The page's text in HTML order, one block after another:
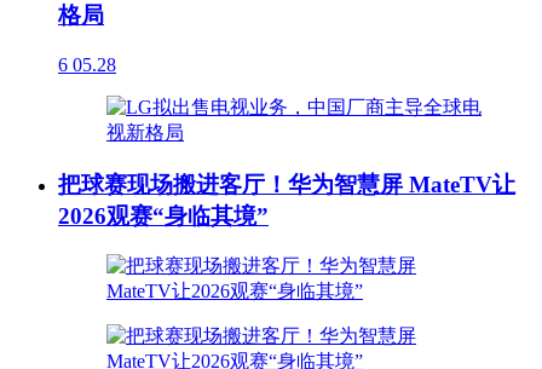
格局
6 05.28
把球赛现场搬进客厅！华为智慧屏 MateTV让
2026观赛“身临其境”